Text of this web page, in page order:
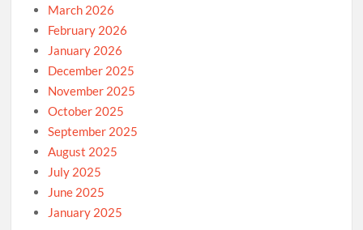
March 2026
February 2026
January 2026
December 2025
November 2025
October 2025
September 2025
August 2025
July 2025
June 2025
January 2025